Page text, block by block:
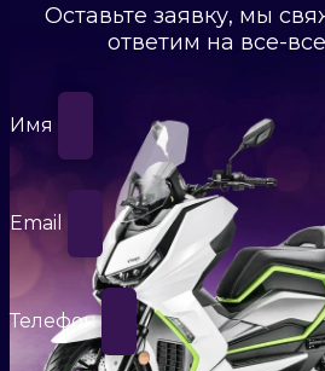
Оставьте заявку, мы
ответим на все-
Имя
Email
Телефон